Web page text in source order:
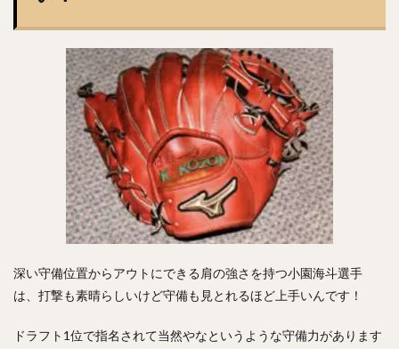
深い守備位置からアウトにできる肩の強さを持つ小園海斗選手
は、打撃も素晴らしいけど守備も見とれるほど上手いんです！
ドラフト1位で指名されて当然やなというような守備力があります